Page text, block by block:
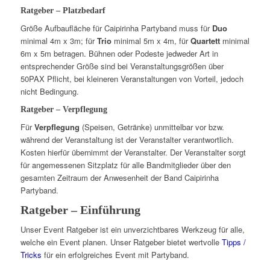
Ratgeber – Platzbedarf
Größe Aufbaufläche für Caipirinha Partyband muss für Duo
minimal 4m x 3m; fürTriominimal 5m x 4m, fürQuartettminimal
6m x 5m betragen. Bühnen oder Podeste jedweder Art in
entsprechender Größe sind bei Veranstaltungsgrößen über
50PAX Pflicht, bei kleineren Veranstaltungen von Vorteil, jedoch
nicht Bedingung.
Ratgeber – Verpflegung
FürVerpflegung (Speisen, Getränke) unmittelbar vor bzw.
während der Veranstaltung ist der Veranstalter verantwortlich.
Kosten hierfür übernimmt der Veranstalter. Der Veranstalter sorgt
für angemessenen Sitzplatz für alle Bandmitglieder über den
gesamten Zeitraum der Anwesenheit der Band Caipirinha
Partyband.
Ratgeber – Einführung
Unser Event Ratgeber ist ein unverzichtbares Werkzeug für alle,
welche ein Event planen. Unser Ratgeber bietet wertvolle Tipps /
Tricks für ein erfolgreiches Event mit Partyband.